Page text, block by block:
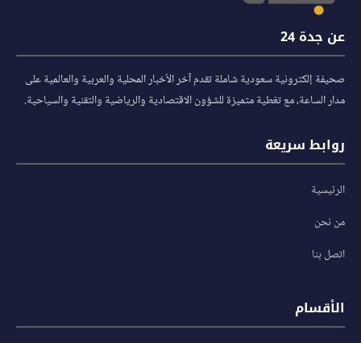
عن جدة 24
صحيفة إلكترونية سعودية شاملة تقدم آخر الأخبار المحلية والعربية والعالمية على
مدار الساعة، مع تغطية متميزة للشؤون الاقتصادية والرياضية والتقنية والسياحية.
روابط سريعة
الرئيسية
من نحن
اتصل بنا
الأقسام